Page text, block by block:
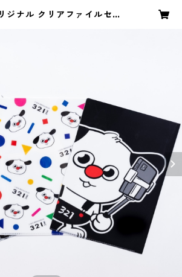
ジナル クリアファイルセッ